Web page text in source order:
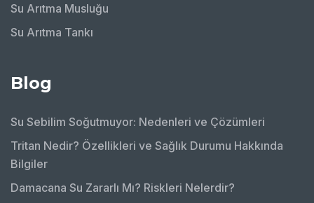
Su Arıtma Musluğu
Su Arıtma Tankı
Blog
Su Sebilim Soğutmuyor: Nedenleri ve Çözümleri
Tritan Nedir? Özellikleri ve Sağlık Durumu Hakkında
Bilgiler
Damacana Su Zararlı Mı? Riskleri Nelerdir?